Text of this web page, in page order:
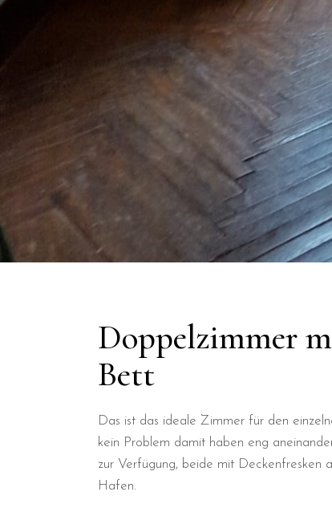
Doppelzimmer
Bett
Das ist das ideale Zimmer für den
kein Problem damit haben eng
zur Verfügung, beide mit Deckenfresken
Hafen.